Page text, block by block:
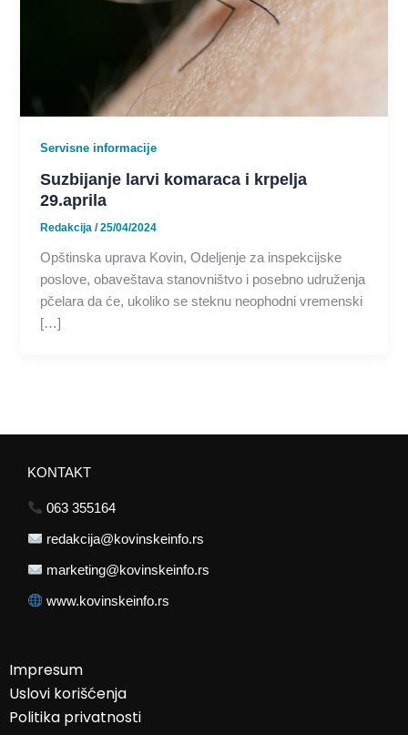
Servisne informacije
Suzbijanje larvi komaraca i krpelja
29.aprila
Redakcija/25/04/2024
Opštinska uprava Kovin, Odeljenje za inspekcijske
poslove, obaveštava stanovništvo i posebno udruženja
pčelara da će, ukoliko se steknu neophodni vremenski
[…]
KONTAKT
063 355164
redakcija@kovinskeinfo.rs
marketing@kovinskeinfo.rs
www.kovinskeinfo.rs
Impresum
Uslovi korišćenja
Politika privatnosti